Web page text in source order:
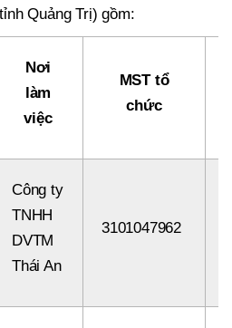
Quảng Trị) gồm:
Nơi
làm
việc
MST tổ
chức
Công ty
TNHH
DVTM
Thái An
3101047962